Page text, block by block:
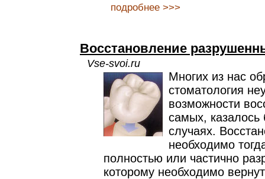
подробнее >>>
Восстановление
Vse-svoi.ru
Многих из нас
стоматология
возможности
самых,
случаях.
необходимо
полностью или частично
которому необходимо